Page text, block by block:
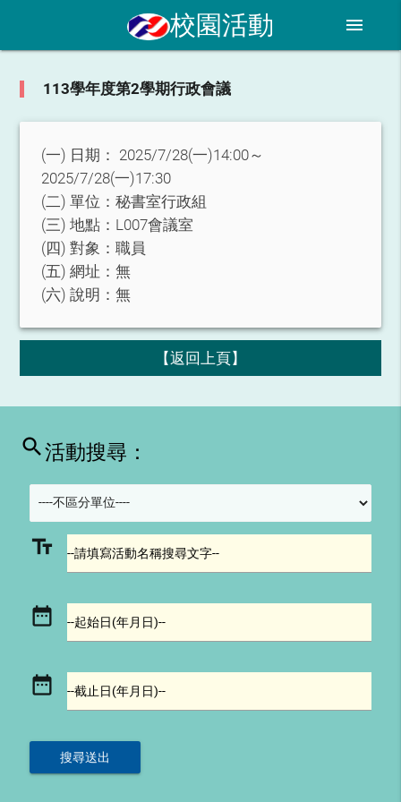
校園活動 menu
113學年度第2學期行政會議
(一) 日期： 2025/7/28(一)14:00～
2025/7/28(一)17:30
(二) 單位：秘書室行政組
(三) 地點： L007會議室
(四) 對象：職員
(五) 網址：無
(六) 說明：無
【返回上頁】
search活動搜尋：
text_fields --請填寫活動名稱搜尋文字--
date_range --起始日(年月日)--
date_range --截止日(年月日)--